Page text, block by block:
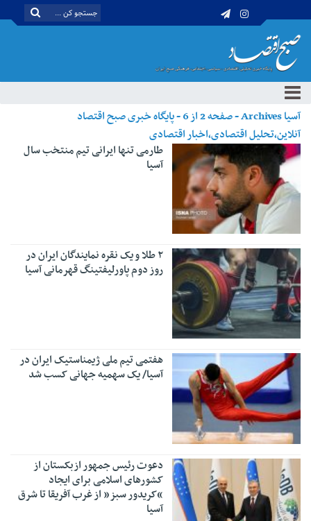
آسیا Archives - صفحه 2 از 6 - پایگاه خبری صبح اقتصاد
آنلاین،تحلیل اقتصادی،اخبار اقتصادی
طارمی تنها ایرانی تیم منتخب سال
آسیا
۲ طلا و یک نقره نمایندگان ایران در
روز دوم پاورلیفتینگ قهرمانی آسیا
هفتمی تیم ملی ژیمناستیک ایران در
آسیا/ یک سهمیه جهانی کسب شد
دعوت رئیس جمهور ازبکستان از
کشورهای اسلامی برای ایجاد
“کریدور سبز” از غرب آفریقا تا شرق
آسیا